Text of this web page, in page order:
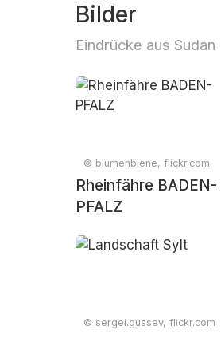
Bilder
Eindrücke aus Sudan
© blumenbiene, flickr.com
Rheinfähre BADEN-
PFALZ
© sergei.gussev, flickr.com